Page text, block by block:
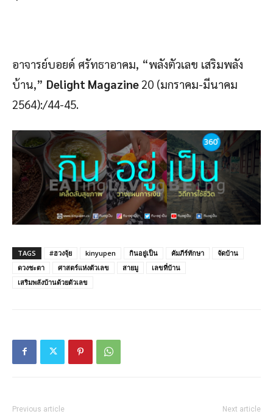
อาจารย์บอยด์ ศรัทธาอาคม, “พลังตัวเลข เสริมพลัง
บ้าน,” Delight Magazine 20 (มกราคม-มีนาคม
2564):/44-45.
TAGS #ฮวงจุ้ย kinyupen กินอยู่เป็น คัมภีร์ทักษา
จัดบ้าน
ดวงชะตา
ศาสตร์แห่งตัวเลข สายมู
เลขที่บ้าน
เสริมพลังบ้านด้วยตัวเลข
Previous article Next article